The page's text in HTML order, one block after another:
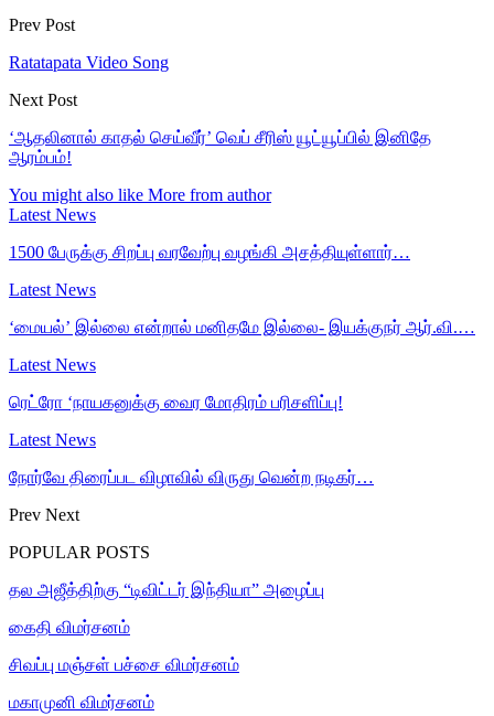
Prev Post
Ratatapata Video Song
Next Post
‘ஆதலினால் காதல் செய்வீர்’ வெப் சீரிஸ் யூட்யூப்பில் இனிதே
ஆரம்பம்!
You might also like More from author
Latest News
1500 பேருக்கு சிறப்பு வரவேற்பு வழங்கி அசத்தியுள்ளார்…
Latest News
‘மையல்’ இல்லை என்றால் மனிதமே இல்லை- இயக்குநர் ஆர்.வி.…
Latest News
ரெட்ரோ ‘நாயகனுக்கு வைர மோதிரம் பரிசளிப்பு!
Latest News
நோர்வே திரைப்பட விழாவில் விருது வென்ற நடிகர்…
Prev Next
POPULAR POSTS
தல அஜீத்திற்கு “டிவிட்டர் இந்தியா” அழைப்பு
கைதி விமர்சனம்
சிவப்பு மஞ்சள் பச்சை விமர்சனம்
மகாமுனி விமர்சனம்